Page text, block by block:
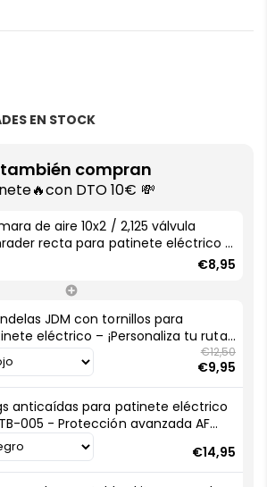
EN STOCK
compran
DTO 10€ 💸
de aire 10x2 / 2,125 válvula
recta para patinete eléctrico –
€8,95
JDM con tornillos para
eléctrico – ¡Personaliza tu ruta
estilo racing!
€12,50
€9,95
anticaídas para patinete eléctrico
005 - Protección avanzada AF
€14,95